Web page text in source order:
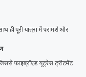
ही पूरी यात्रा में परामर्श और
फाइब्रॉएड यूट्रेस ट्रीटमेंट